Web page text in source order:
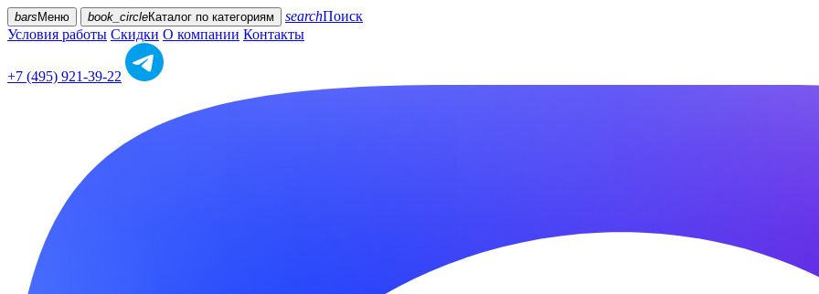
bars Меню book_circleКаталог по категориям searchПоиск
Условия работы Скидки О компании Контакты
+7 (495) 921-39-22